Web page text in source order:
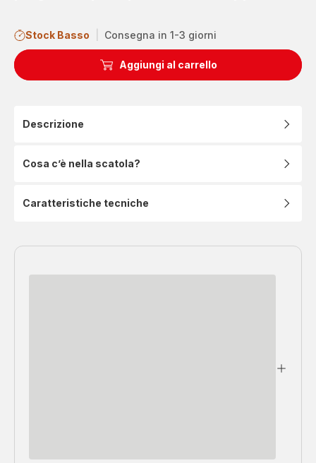
Stock Basso Consegna in 1-3 giorni
Aggiungi al carrello
Descrizione
Cosa c’è nella scatola?
Caratteristiche tecniche